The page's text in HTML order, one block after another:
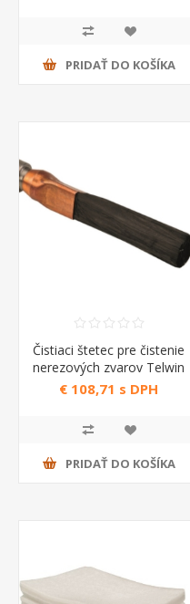
PRIDAŤ DO KOŠÍKA
Čistiaci štetec pre čistenie
nerezových zvarov Telwin
€ 108,71 s DPH
PRIDAŤ DO KOŠÍKA